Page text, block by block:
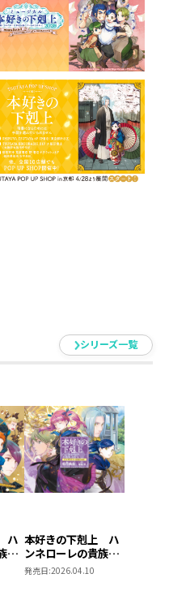
」がドラマＣＤ２枚組
用SS付き！
第三章！
ている――衝撃の事実にう
彼女の能力を図るため
の不足を痛感した彼女
下す。
自ら手を伸ばした未来
ントリプス、対等な立
れの恋模様に胸が躍る
度の増したドラマCDは
ドラマＣＤ３出演】
シリーズ一覧
ハ
院
２
本好きの下剋上 ハ
ンネローレの貴族院
五年生 ドラマCD３
発売日:2026.04.10